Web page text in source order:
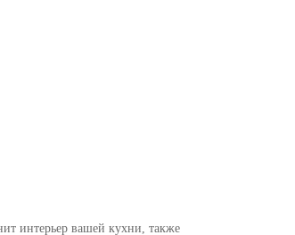
интерьер вашей кухни, также